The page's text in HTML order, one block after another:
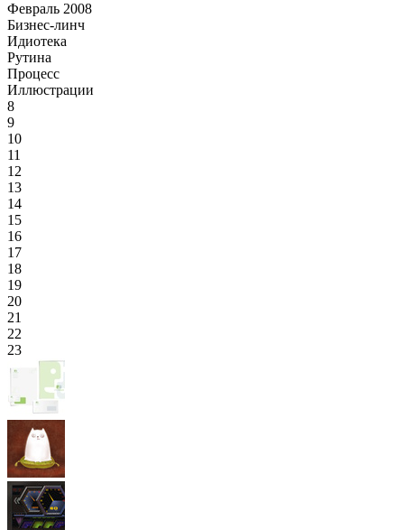
Февраль 2008
Бизнес-линч
Идиотека
Рутина
Процесс
Иллюстрации
8
9
10
11
12
13
14
15
16
17
18
19
20
21
22
23